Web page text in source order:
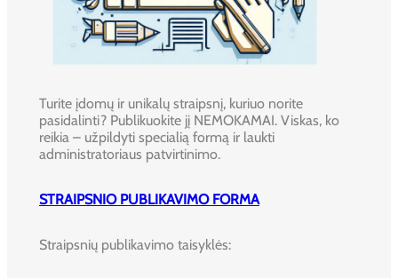
Turite įdomų ir unikalų straipsnį, kuriuo norite
pasidalinti? Publikuokite jį NEMOKAMAI. Viskas, ko
reikia – užpildyti specialią formą ir laukti
administratoriaus patvirtinimo.
STRAIPSNIO PUBLIKAVIMO FORMA
Straipsnių publikavimo taisyklės: